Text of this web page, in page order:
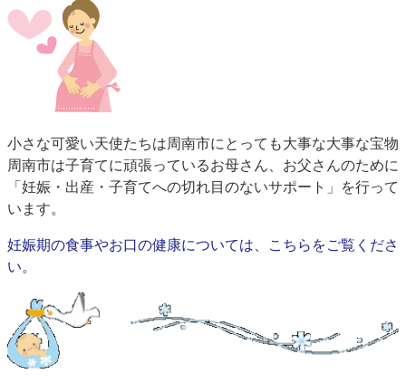
小さな可愛い天使たちは周南市にとっても大事な大事な宝物
周南市は子育てに頑張っているお母さん、お父さんのために
「妊娠・出産・子育てへの切れ目のないサポート」を行って
います。
妊娠期の食事やお口の健康については、こちらをご覧くださ
い。